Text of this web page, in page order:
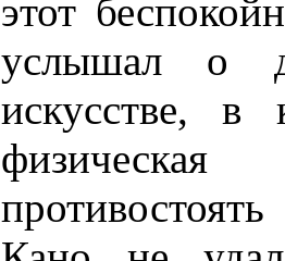
этот
услышал о
искусстве, в